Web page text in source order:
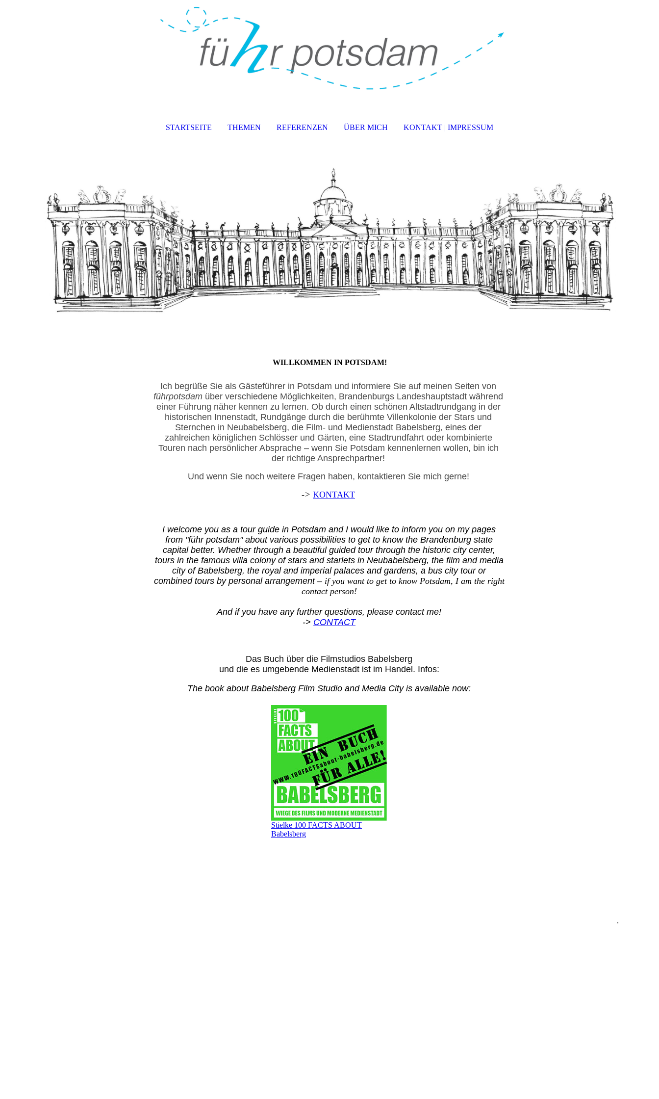
STARTSEITE THEMEN REFERENZEN ÜBER MICH KONTAKT | IMPRESSUM
WILLKOMMEN IN POTSDAM!
Ich begrüße Sie als Gästeführer in Potsdam und informiere Sie auf meinen Seiten von
führpotsdam über verschiedene Möglichkeiten, Brandenburgs Landeshauptstadt während
einer Führung näher kennen zu lernen. Ob durch einen schönen Altstadtrundgang in der
historischen Innenstadt, Rundgänge durch die berühmte Villenkolonie der Stars und
Sternchen in Neubabelsberg, die Film- und Medienstadt Babelsberg, eines der
zahlreichen königlichen Schlösser und Gärten, eine Stadtrundfahrt oder kombinierte
Touren nach persönlicher Absprache – wenn Sie Potsdam kennenlernen wollen, bin ich
der richtige Ansprechpartner!
Und wenn Sie noch weitere Fragen haben, kontaktieren Sie mich gerne!
-> KONTAKT
I welcome you as a tour guide in Potsdam and I would like to inform you on my pages
from "führ potsdam" about various possibilities to get to know the Brandenburg state
capital better. Whether through a beautiful guided tour through the historic city center,
tours in the famous villa colony of stars and starlets in Neubabelsberg, the film and media
city of Babelsberg, the royal and imperial palaces and gardens, a bus city tour or
combined tours by personal arrangement –if you want to get to know Potsdam, I am the right
contact person!
And if you have any further questions, please contact me!
-> CONTACT
Das Buch über die Filmstudios Babelsberg
und die es umgebende Medienstadt istim Handel. Infos:
The book about Babelsberg Film Studio and Media City is available now:
Stielke 100 FACTS ABOUT
Babelsberg
.